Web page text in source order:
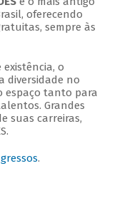
oferecendo
sempre às
o
diversidade no
espaço tanto para
Grandes
suas carreiras,
.